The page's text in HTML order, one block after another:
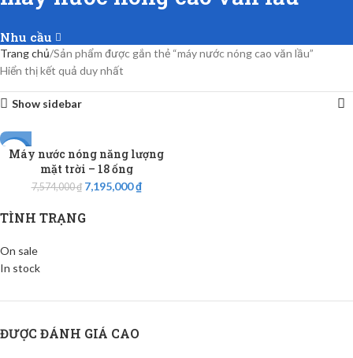
Nhu cầu
TÌNH TRẠNG
On sale
In stock
ĐƯỢC ĐÁNH GIÁ CAO
Trang chủ Sản phẩm được gắn thẻ “máy nước nóng cao văn lầu”
Hiển thị kết quả duy nhất
Show sidebar
-5%
Máy nước nóng năng lượng
mặt trời – 18 ống
7,574,000₫ 7,195,000₫